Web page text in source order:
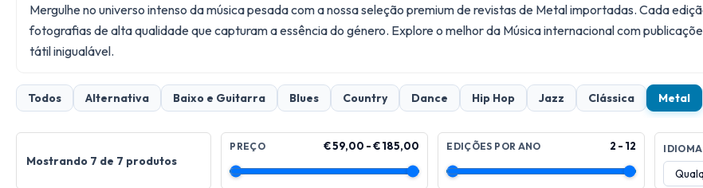
Mergulhe no universo intenso da música pesada com a nossa seleção premium de revistas de Metal importadas. Cada
fotografias de alta qualidade que capturam a essência do género. Explore o melhor da Músicainternacional com
tátil inigualável.
Todos Alternativa Baixo e Guitarra Blues Country Dance Hip Hop Jazz Clássica Metal
Mostrando 7 de 7 produtos
PREÇO € 59,00 - € 185,00 EDIÇÕES POR ANO 2 - 12 IDIOMA